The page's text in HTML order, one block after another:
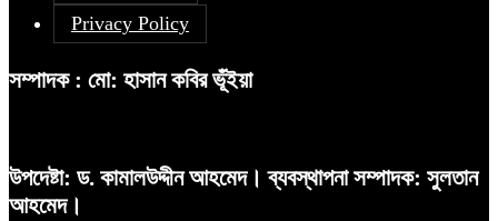
Privacy Policy
সম্পাদক : মো: হাসান কবির ভূঁইয়া
উপদেষ্টা: ড. কামালউদ্দীন আহমেদ। ব্যবস্থাপনা সম্পাদক: সুলতান
আহমেদ।